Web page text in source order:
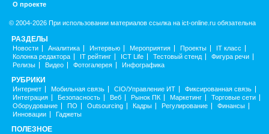
О проекте
© 2004-2026 При использовании материалов ссылка на ict-online.ru обязательна
РАЗДЕЛЫ
Новости Аналитика Интервью Мероприятия Проекты
IT класс
Колонка редактора
IT рейтинг ICT Life Тестовый стенд
Фигура речи
Релизы
Видео Фотогалерея Инфографика
РУБРИКИ
Интернет Мобильная связь CIO/Управление ИТ
Фиксированная связь
Интеграция
Безопасность Веб Рынок ПК Маркетинг
Торговые сети
Оборудование
ПО Outsourcing Кадры Регулирование
Финансы
Инновации
Гаджеты
ПОЛЕЗНОЕ